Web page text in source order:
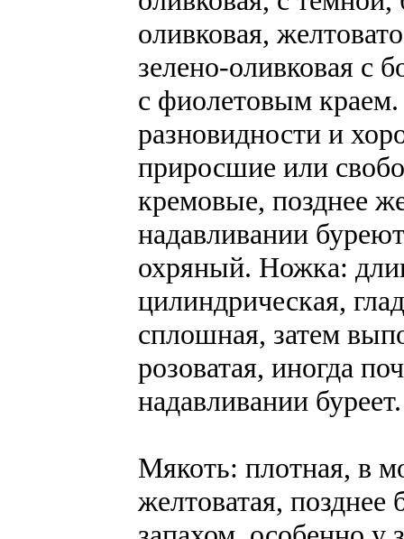
оливковая,
зелено-оливковая с
с фиолетовым
разновидности и
приросшие или
кремовые, позднее
надавливании
охряный. Ножка:
цилиндрическая,
сплошная, затем
розоватая, иногда
надавливании буреет.
Мякоть: плотная, в
желтоватая,